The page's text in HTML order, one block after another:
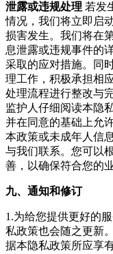
泄露或违规处理 若发
情况，我们将立即启
损害发生。我们将在
息泄露或违规事件的
采取的应对措施。同
理工作，积极承担相
处理流程进行整改与
监护人仔细阅读本隐
并在同意的基础上允
本政策或未成年人信
与我们联系。您可以
善，以确保符合您的
九、通知和修订
1.为给您提供更好的
私政策也会随之更新
据本隐私政策所应享